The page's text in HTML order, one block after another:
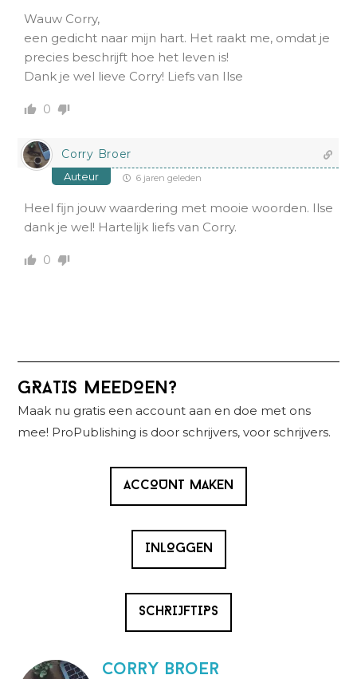
Wauw Corry,
een gedicht naar mijn hart. Het raakt me, omdat je
precies beschrijft hoe het leven is!
Dank je wel lieve Corry! Liefs van Ilse
0
Corry Broer
Auteur 6 jaren geleden
Heel fijn jouw waardering met mooie woorden. Ilse
dank je wel! Hartelijk liefs van Corry.
0
Primaire
Sidebar
GRATIS MEEDOEN?
Maak nu gratis een account aan en doe met ons
mee! ProPublishing is door schrijvers, voor schrijvers.
ACCOUNT MAKEN
INLOGGEN
SCHRIJFTIPS
Corry Broer